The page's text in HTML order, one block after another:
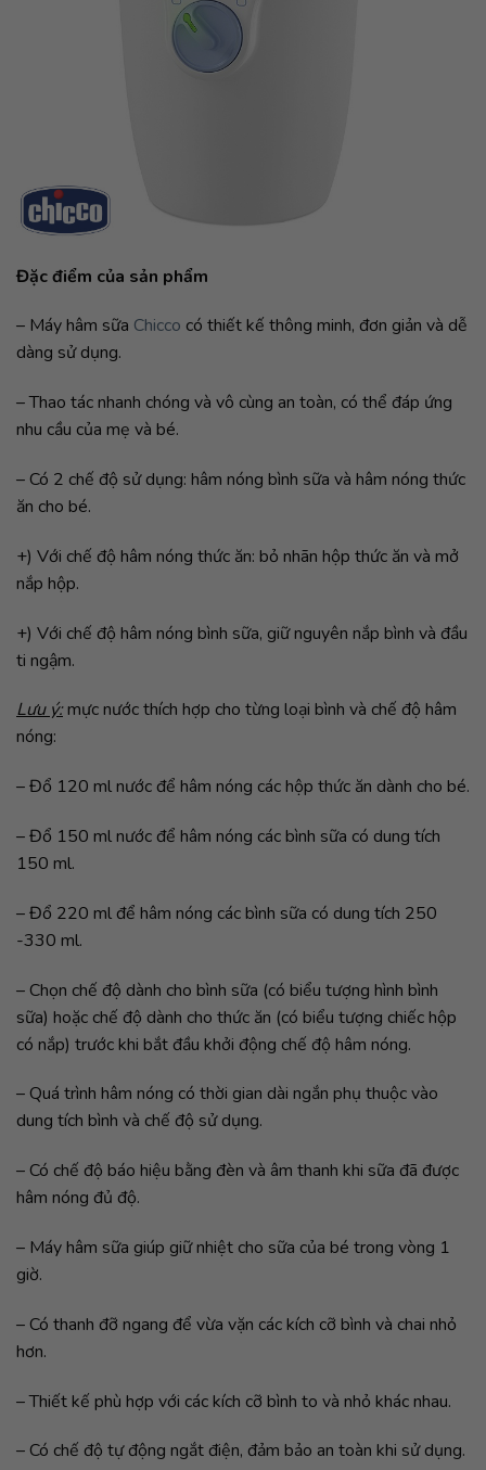
Đặc điểm của sản phẩm
– Máy hâm sữa Chicco có thiết kế thông minh, đơn giản và dễ
dàng sử dụng.
– Thao tác nhanh chóng và vô cùng an toàn, có thể đáp ứng
nhu cầu của mẹ và bé.
– Có 2 chế độ sử dụng: hâm nóng bình sữa và hâm nóng thức
ăn cho bé.
+) Với chế độ hâm nóng thức ăn: bỏ nhãn hộp thức ăn và mở
nắp hộp.
+) Với chế độ hâm nóng bình sữa, giữ nguyên nắp bình và đầu
ti ngậm.
Lưu ý:mực nước thích hợp cho từng loại bình và chế độ hâm
nóng:
– Đổ 120 ml nước để hâm nóng các hộp thức ăn dành cho bé.
– Đổ 150 ml nước để hâm nóng các bình sữa có dung tích
150 ml.
– Đổ 220 ml để hâm nóng các bình sữa có dung tích 250
-330 ml.
– Chọn chế độ dành cho bình sữa (có biểu tượng hình bình
sữa) hoặc chế độ dành cho thức ăn (có biểu tượng chiếc hộp
có nắp) trước khi bắt đầu khởi động chế độ hâm nóng.
– Quá trình hâm nóng có thời gian dài ngắn phụ thuộc vào
dung tích bình và chế độ sử dụng.
– Có chế độ báo hiệu bằng đèn và âm thanh khi sữa đã được
hâm nóng đủ độ.
– Máy hâm sữa giúp giữ nhiệt cho sữa của bé trong vòng 1
giờ.
– Có thanh đỡ ngang để vừa vặn các kích cỡ bình và chai nhỏ
hơn.
– Thiết kế phù hợp với các kích cỡ bình to và nhỏ khác nhau.
– Có chế độ tự động ngắt điện, đảm bảo an toàn khi sử dụng.